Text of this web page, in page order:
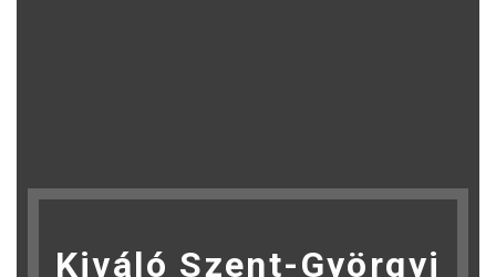
Kiváló Szent-Györgyi